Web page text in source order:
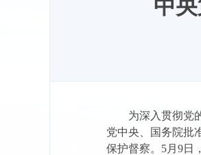
中
为深入贯彻党
党中央、国务院批
保护督察。 5月9日